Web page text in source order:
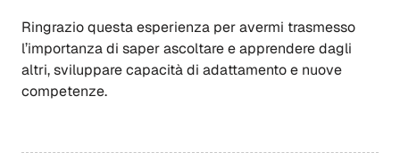
Ringrazio questa esperienza per avermi trasmesso
l’importanza di saper ascoltare e apprendere dagli
altri, sviluppare capacità di adattamento e nuove
competenze.